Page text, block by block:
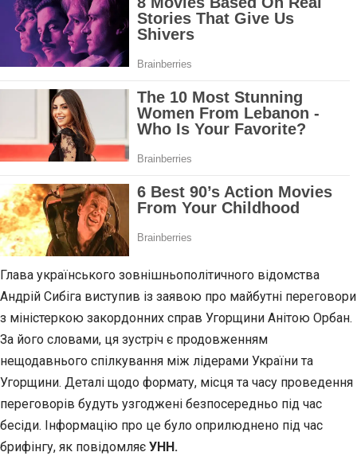
Глава українського зовнішньополітичного відомства
Андрій Сибіга виступив із заявою про майбутні переговори
з міністеркою закордонних справ Угорщини Анітою Орбан.
За його словами, ця зустріч є продовженням
нещодавнього спілкування між лідерами України та
Угорщини. Деталі щодо формату, місця та часу проведення
переговорів будуть узгоджені безпосередньо під час
бесіди. Інформацію про це було оприлюднено під час
брифінгу, як повідомляє УНН.